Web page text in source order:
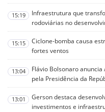
15:19
Infraestrutura que
rodoviárias no
15:15
Ciclone-bomba causa
fortes ventos
13:04
Flávio Bolsonaro
pela Presidência da
13:01
Gerson destaca
investimentos e